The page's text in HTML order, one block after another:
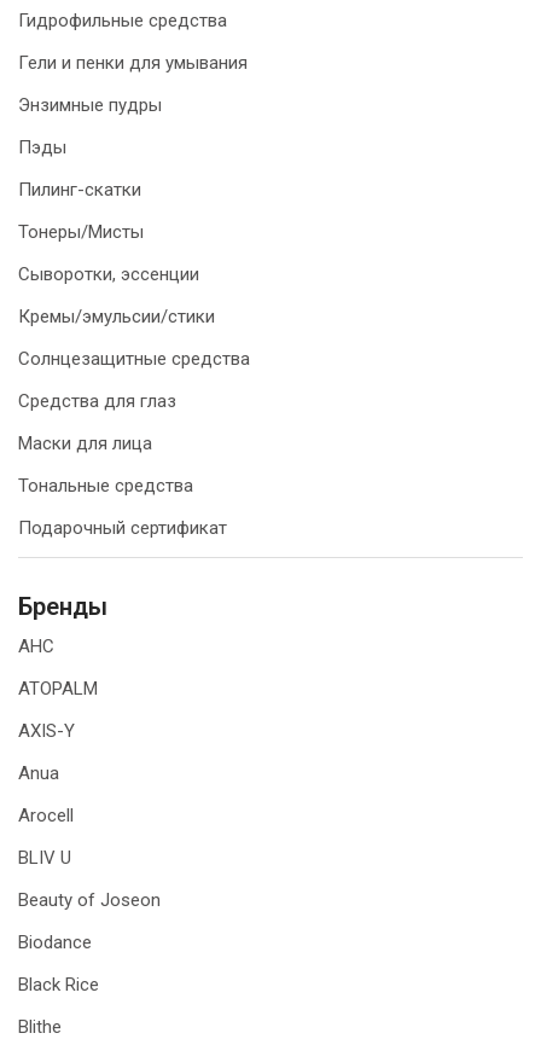
Гидрофильные средства
Гели и пенки для умывания
Энзимные пудры
Пэды
Пилинг-скатки
Тонеры/Мисты
Сыворотки, эссенции
Кремы/эмульсии/стики
Солнцезащитные средства
Средства для глаз
Маски для лица
Тональные средства
Подарочный сертификат
Бренды
AHC
ATOPALM
AXIS-Y
Anua
Arocell
BLIV U
Beauty of Joseon
Biodance
Black Rice
Blithe